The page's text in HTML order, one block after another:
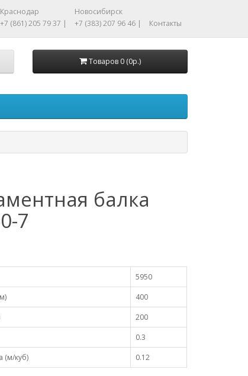
Краснодар
+7 (861) 205 79 37 |
Новосибирск
+7 (383) 207 96 46 |
Контакты
Товаров 0 (0р.)
балка
7
5950
400
200
0.3
(м/куб)
0.12